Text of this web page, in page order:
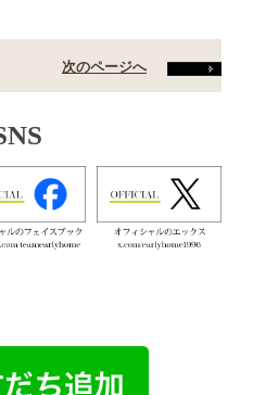
次のページへ